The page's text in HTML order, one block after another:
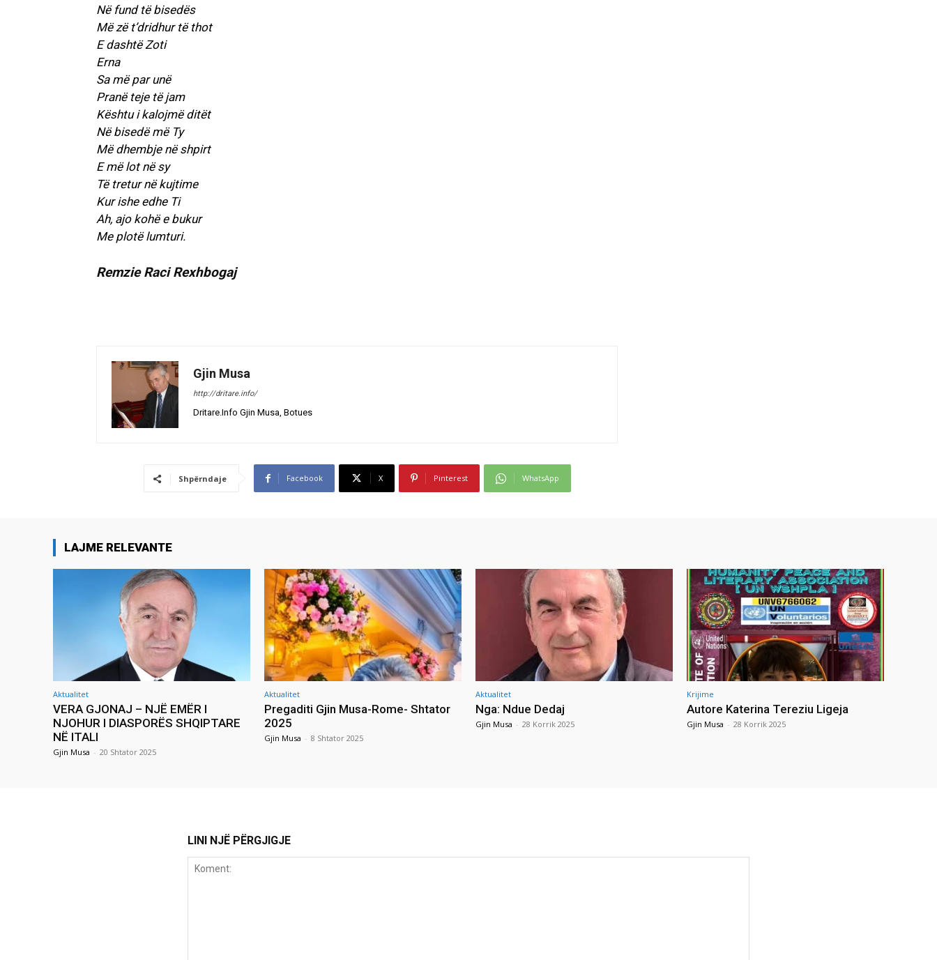
Në fund të bisedës
Më zë t’dridhur të thot
E dashtë Zoti
Erna
Sa më par unë
Pranë teje të jam
Kështu i kalojmë ditët
Në bisedë më Ty
Më dhembje në shpirt
E më lot në sy
Të tretur në kujtime
Kur ishe edhe Ti
Ah, ajo kohë e bukur
Me plotë lumturi.
Remzie Raci Rexhbogaj
Gjin Musa
http://dritare.info/
Dritare.Info Gjin Musa, Botues
Shpërndaje Facebook X Pinterest WhatsApp
LAJME RELEVANTE
Aktualitet
VERA GJONAJ – NJË EMËR I
NJOHUR I DIASPORËS SHQIPTARE
NË ITALI
Gjin Musa - 20 Shtator 2025
Aktualitet
Pregaditi Gjin Musa-Rome- Shtator
2025
Gjin Musa - 8 Shtator 2025
Aktualitet
Nga: Ndue Dedaj
Gjin Musa - 28 Korrik 2025
Krijime
Autore Katerina Tereziu Ligeja
Gjin Musa - 28 Korrik 2025
LINI NJË PËRGJIGJE